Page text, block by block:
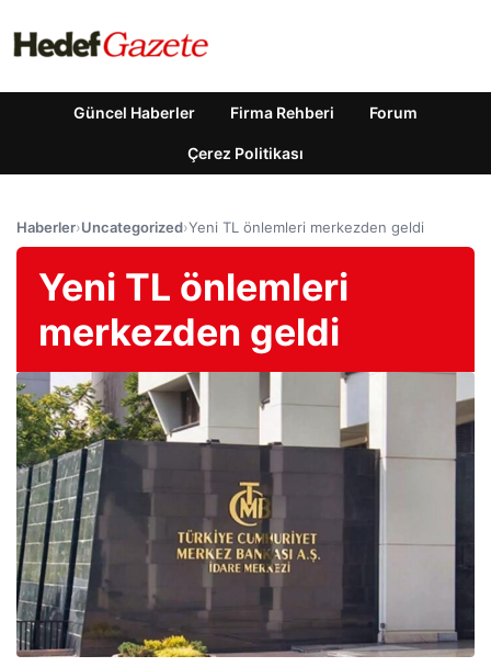
Güncel Haberler Firma Rehberi Forum
Çerez Politikası
Haberler›Uncategorized›Yeni TL önlemleri merkezden geldi
Yeni TL önlemleri
merkezden geldi